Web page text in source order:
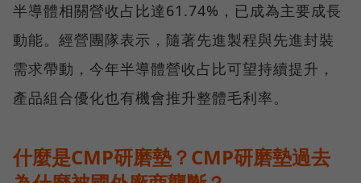
半導體相關營收占比達61.74%，已成為主要成長
動能。經營團隊表示，隨著先進製程與先進封裝
需求帶動，今年半導體營收占比可望持續提升，
產品組合優化也有機會推升整體毛利率。
什麼是CMP研磨墊？CMP研磨墊過去